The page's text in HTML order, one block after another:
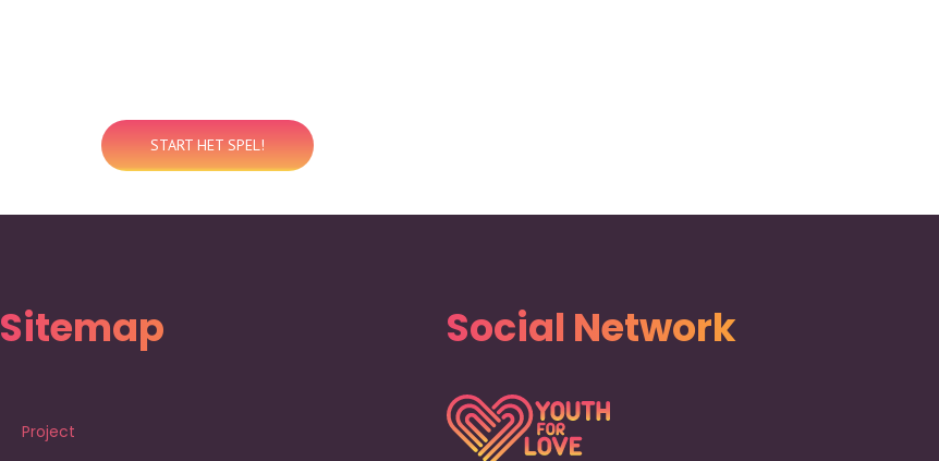
START HET SPEL!
Sitemap
Project
Social Network